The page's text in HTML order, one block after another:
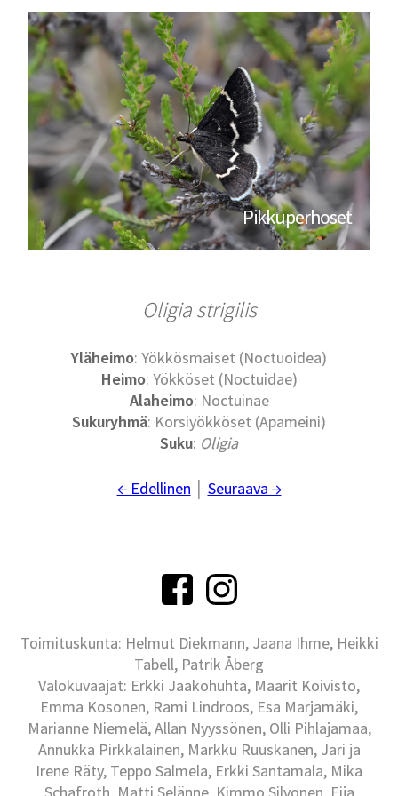
Pikkuperhoset
Oligia strigilis
Yläheimo: Yökkösmaiset (Noctuoidea)
Heimo: Yökköset (Noctuidae)
Alaheimo: Noctuinae
Sukuryhmä: Korsiyökköset (Apameini)
Suku: Oligia
← Edellinen Seuraava →
Toimituskunta: Helmut Diekmann, Jaana Ihme, Heikki
Tabell, Patrik Åberg
Valokuvaajat: Erkki Jaakohuhta, Maarit Koivisto,
Emma Kosonen, Rami Lindroos, Esa Marjamäki,
Marianne Niemelä, Allan Nyyssönen, Olli Pihlajamaa,
Annukka Pirkkalainen, Markku Ruuskanen, Jari ja
Irene Räty, Teppo Salmela, Erkki Santamala, Mika